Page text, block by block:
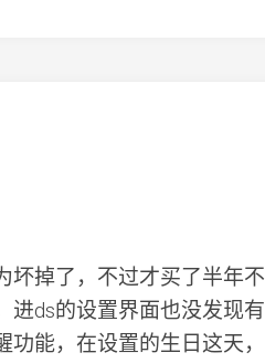
坏掉了，不过才买了半年不
进ds的设置界面也没发现有
能，在设置的生日这天，